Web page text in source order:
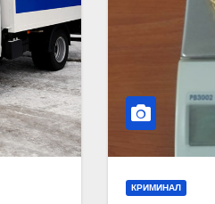
КРИМИНАЛ